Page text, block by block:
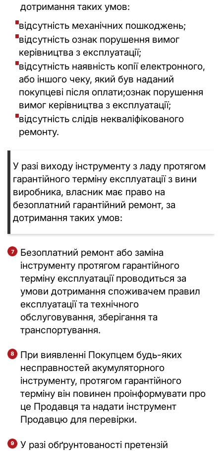
дотримання таких умов:
відсутність механічних пошкоджень;
відсутність ознак порушення вимог
керівництва з експлуатації;
відсутність наявність копії електронного,
або іншого чеку, який був наданий
покупцеві після оплати;ознак порушення
вимог керівництва з експлуатації;
відсутність слідів некваліфікованого
ремонту.
У разі виходу інструменту з ладу протягом
гарантійного терміну експлуатації з вини
виробника, власник має право на
безоплатний гарантійний ремонт, за
дотримання таких умов:
Безоплатний ремонт або заміна
інструменту протягом гарантійного
терміну експлуатації проводиться за
умови дотримання споживачем правил
експлуатації та технічного
обслуговування, зберігання та
транспортування.
При виявленні Покупцем будь-яких
несправностей акумуляторного
інструменту, протягом гарантійного
терміну він повинен проінформувати про
це Продавця та надати інструмент
Продавцю для перевірки.
У разі обґрунтованості претензій